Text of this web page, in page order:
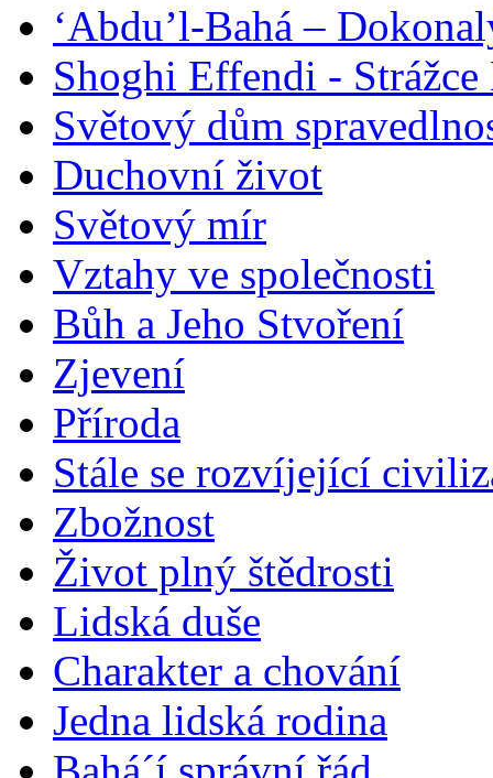
‘Abdu’l-Bahá –
Shoghi Effendi -
Světový dům
Duchovní život
Světový mír
Vztahy ve společnosti
Bůh a Jeho Stvoření
Zjevení
Příroda
Stále se rozvíjející
Zbožnost
Život plný štědrosti
Lidská duše
Charakter a chování
Jedna lidská rodina